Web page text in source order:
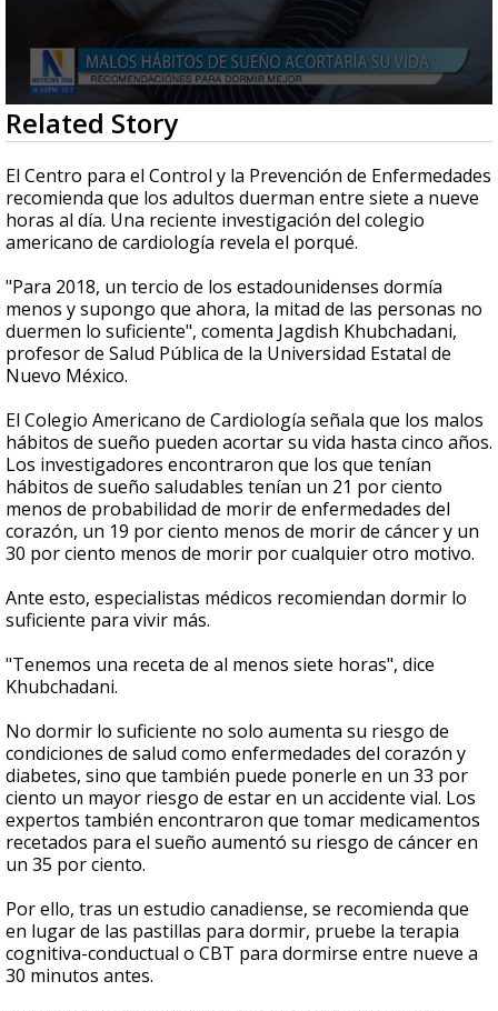
0
seconds
of
2
minutes,
28
seconds
Related Story
El Centro para el Control y la Prevención de Enfermedades
recomienda que los adultos duerman entre siete a nueve
horas al día. Una reciente investigación del colegio
americano de cardiología revela el porqué.
"Para 2018, un tercio de los estadounidenses dormía
menos y supongo que ahora, la mitad de las personas no
duermen lo suficiente", comenta Jagdish Khubchadani,
profesor de Salud Pública de la Universidad Estatal de
Nuevo México.
El Colegio Americano de Cardiología señala que los malos
hábitos de sueño pueden acortar su vida hasta cinco años.
Los investigadores encontraron que los que tenían
hábitos de sueño saludables tenían un 21 por ciento
menos de probabilidad de morir de enfermedades del
corazón, un 19 por ciento menos de morir de cáncer y un
30 por ciento menos de morir por cualquier otro motivo.
Ante esto, especialistas médicos recomiendan dormir lo
suficiente para vivir más.
"Tenemos una receta de al menos siete horas", dice
Khubchadani.
No dormir lo suficiente no solo aumenta su riesgo de
condiciones de salud como enfermedades del corazón y
diabetes, sino que también puede ponerle en un 33 por
ciento un mayor riesgo de estar en un accidente vial. Los
expertos también encontraron que tomar medicamentos
recetados para el sueño aumentó su riesgo de cáncer en
un 35 por ciento.
Por ello, tras un estudio canadiense, se recomienda que
en lugar de las pastillas para dormir, pruebe la terapia
cognitiva-conductual o CBT para dormirse entre nueve a
30 minutos antes.